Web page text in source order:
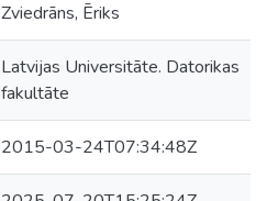
Zviedrāns, Ēriks
Latvijas Universitāte. Datorikas
fakultāte
2015-03-24T07:34:48Z